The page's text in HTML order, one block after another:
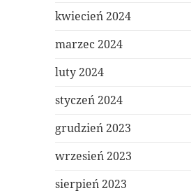
kwiecień 2024
marzec 2024
luty 2024
styczeń 2024
grudzień 2023
wrzesień 2023
sierpień 2023